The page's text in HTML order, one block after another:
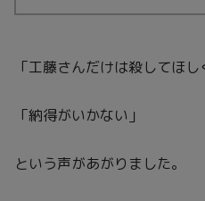
「工藤さんだけは殺してほし
「納得がいかない」
という声があがりました。